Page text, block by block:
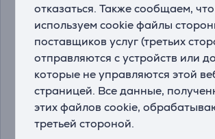
отказаться. Также сообщаем,
используем cookie файлы
поставщиков услуг (третьих
отправляются с устройств или
которые не управляются этой
страницей. Все данные,
этих файлов cookie,
третьей стороной.
Logitech Studio, синий
- Коврик для мыши
956-000051
Hama
Коврик